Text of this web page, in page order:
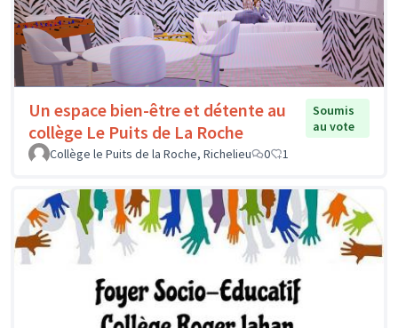
Un espace bien-être et détente au
collège Le Puits de La Roche
Soumis
au vote
Collège le Puits de la Roche, Richelieu
0 1